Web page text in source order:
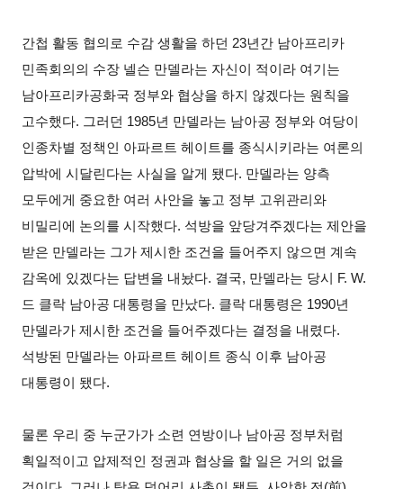
간첩 활동 협의로 수감 생활을 하던 23년간 남아프리카
민족회의의 수장 넬슨 만델라는 자신이 적이라 여기는
남아프리카공화국 정부와 협상을 하지 않겠다는 원칙을
고수했다. 그러던 1985년 만델라는 남아공 정부와 여당이
인종차별 정책인 아파르트 헤이트를 종식시키라는 여론의
압박에 시달린다는 사실을 알게 됐다. 만델라는 양측
모두에게 중요한 여러 사안을 놓고 정부 고위관리와
비밀리에 논의를 시작했다. 석방을 앞당겨주겠다는 제안을
받은 만델라는 그가 제시한 조건을 들어주지 않으면 계속
감옥에 있겠다는 답변을 내놨다. 결국, 만델라는 당시 F. W.
드 클락 남아공 대통령을 만났다. 클락 대통령은 1990년
만델라가 제시한 조건을 들어주겠다는 결정을 내렸다.
석방된 만델라는 아파르트 헤이트 종식 이후 남아공
대통령이 됐다.
물론 우리 중 누군가가 소련 연방이나 남아공 정부처럼
획일적이고 압제적인 정권과 협상을 할 일은 거의 없을